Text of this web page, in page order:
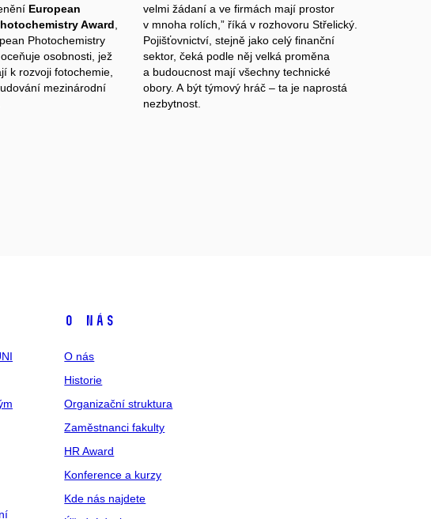
European
Award
Photochemistry
osobnosti, jež
k rozvoji fotochemie,
mezinárodní
velmi žádaní a ve firmách mají prostor
v mnoha rolích,” říká v rozhovoru Střelický.
Pojišťovnictví, stejně jako celý finanční
sektor, čeká podle něj velká proměna
a budoucnost mají všechny technické
obory. A být týmový hráč – ta je naprostá
nezbytnost.
O nás
O nás
Historie
Organizační struktura
Zaměstnanci fakulty
HR Award
Konference a kurzy
Kde nás najdete